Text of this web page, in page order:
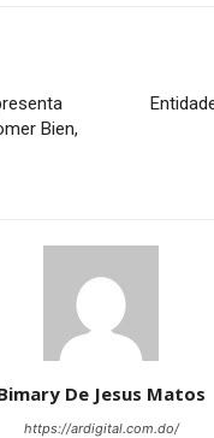
Bien,
De Jesus Matos
https://ardigital.com.do/